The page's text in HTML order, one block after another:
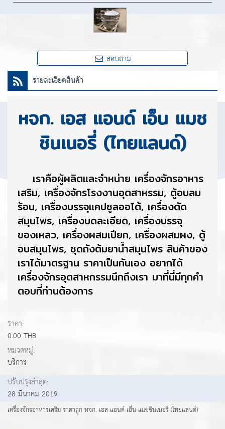
สอบถาม
รายละเอียดสินค้า
หจก. เอส แอนด์ เอ็น แมช
ชินเนอรี่ (ไทยแลนด์)
เราคือผู้ผลิตและจำหน่าย เครื่องจักรอาหาร
เสริม, เครื่องจักรโรงงานอุตสาหรรม, ตู้อบลม
ร้อน, เครื่องบรรจุแคปซูลออโต้, เครื่องตัด
สมุนไพร, เครื่องบดละเอียด, เครื่องบรรจุ
ของเหลว, เครื่องผสมเปียก, เครื่องผสมผง, ตู้
อบสมุนไพร, ชุดถังต้มยาน้ำสมุนไพร สินค้าของ
เราได้มาตรฐาน ราคาเป็นกันเอง อยากได้
เครื่องจักรอุตสาหกรรมนึกถึงเรา มาที่นี่มีทุกคำ
ตอบที่ท่านต้องการ
ราคา:
0.00 THB
หมวดหมู่:
บริการ
ปรับปรุงล่าสุด:
28 มีนาคม 2019
เครื่องจักรอาหารเสริม ราคาถูก หจก. เอส แอนด์ เอ็น แมชชินเนอรี่ (ไทยแลนด์)